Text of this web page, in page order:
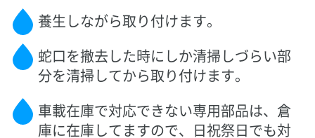
養生しながら取り付けます。
蛇口を撤去した時にしか清掃しづらい部
分を清掃してから取り付けます。
車載在庫で対応できない専用部品は、倉
庫に在庫してますので、日祝祭日でも対